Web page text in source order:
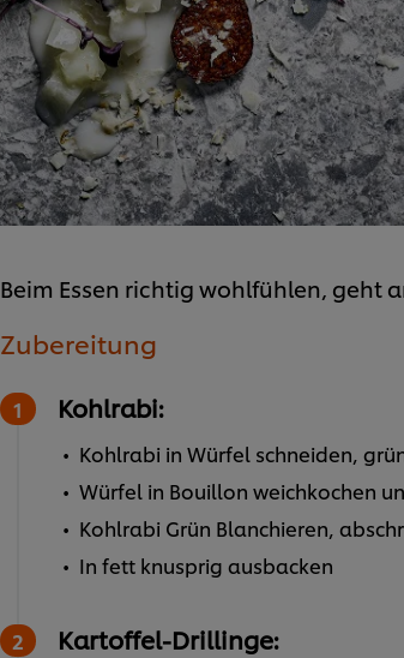
Beim Essen richtig wohlfühlen, geht
Zubereitung
Kohlrabi:
Kohlrabi in Würfel schneiden,
Würfel in Bouillon weichkochen
Kohlrabi Grün Blanchieren,
In fett knusprig ausbacken
Kartoffel-Drillinge: